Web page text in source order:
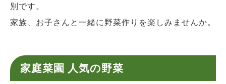
別です。
家族、お子さんと一緒に野菜作りを楽しみませんか。
家庭菜園 人気の野菜